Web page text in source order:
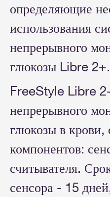
определяющие
использования
непрерывного
глюкозы Libre 2+.
FreeStyle Libre
непрерывного
глюкозы в крови,
компонентов:
считывателя.
сенсора - 15